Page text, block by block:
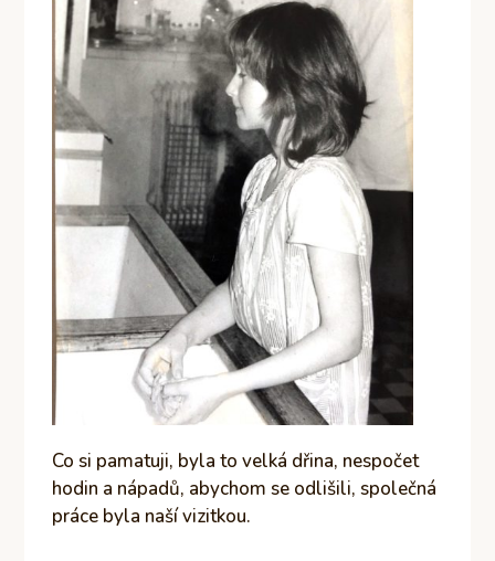
Co si pamatuji, byla to velká dřina, nespočet
hodin a nápadů, abychom se odlišili, společná
práce byla naší vizitkou.